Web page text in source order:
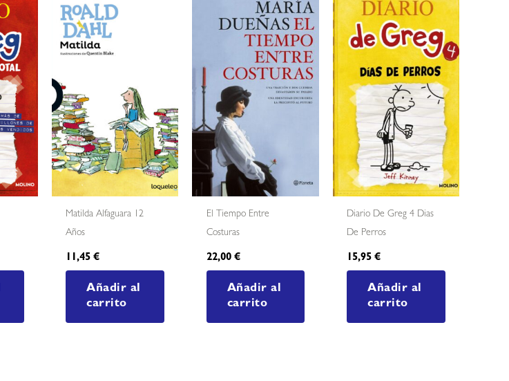
Matilda Alfaguara 12
Años
11,45€
Añadir al
carrito
El Tiempo Entre
Costuras
22,00 €
Añadir al
carrito
Diario De Greg 4 Dias
De Perros
15,95€
Añadir al
carrito